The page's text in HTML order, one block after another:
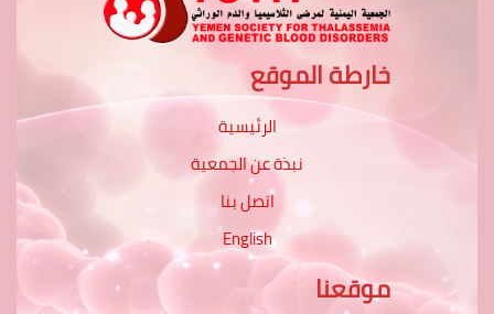
خارطة الموقع
الرئيسية
نبذة عن الجمعية
اتصل بنا
English
موقعنا